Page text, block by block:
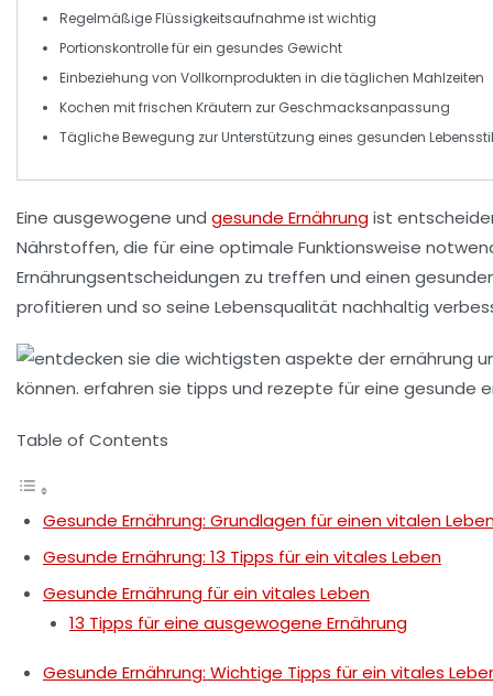
RegelmäßigeFlüssigkeitsaufnahmeist wichtig
Portionskontrollefür ein gesundes Gewicht
Einbeziehung von Vollkornprodukten in die täglichen Mahlzeiten
Kochen mit frischen Kräutern zur Geschmacksanpassung
TäglicheBewegung zur Unterstützung eines gesunden
Eine ausgewogene und gesunde Ernährungist
Nährstoffen, die für eine optimale Funktionsweise
Ernährungsentscheidungen zu treffen und einen
profitieren und so seine Lebensqualität nachhaltig
Table of Contents
Gesunde Ernährung: Grundlagen für einen vitalen
Gesunde Ernährung: 13 Tipps für ein vitales Leben
Gesunde Ernährung für ein vitales Leben
13 Tipps für eine ausgewogene Ernährung
Gesunde Ernährung: Wichtige Tipps für ein vitales